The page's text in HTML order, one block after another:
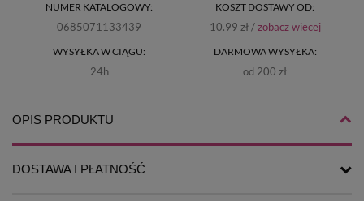
NUMER KATALOGOWY:
0685071133439
WYSYŁKA W CIĄGU:
24h
KOSZT DOSTAWY OD:
10.99 zł /zobacz więcej
DARMOWA WYSYŁKA:
od 200 zł
OPIS PRODUKTU
DOSTAWA I PŁATNOŚĆ